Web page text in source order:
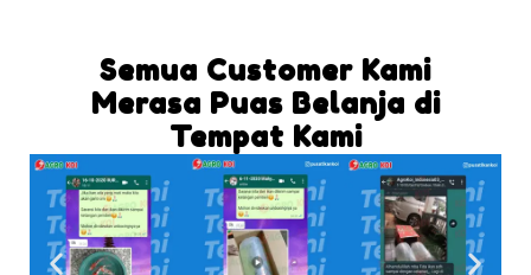
Semua Customer Kami
Merasa Puas Belanja di
Tempat Kami